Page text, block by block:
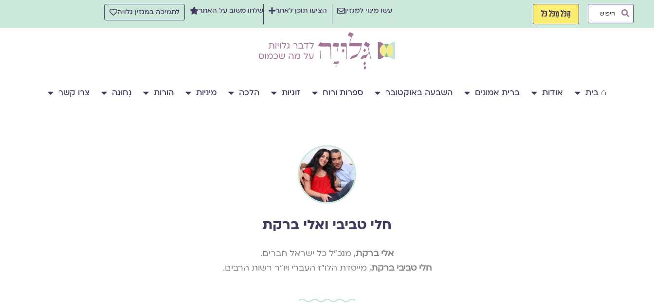
Search
הַכֹּל מִכֹּל כֹּל עשו מינוי למגזין הציעו תוכן לאתר שלחו משוב על האתר לתמיכה במגזין גלויה
⌂ בית אודות ברית אמונים השבעה באוקטובר ספרות ורוח זוגיות הלכה מיניות הורות נָחוּגָה צרו קשר
חלי טביבי ואלי ברקת
אלי ברקת, מנכ"ל כל ישראל חברים.
חלי טביבי ברקת, מייסדת הלו"ז העברי ויו"ר רשות הרבים.